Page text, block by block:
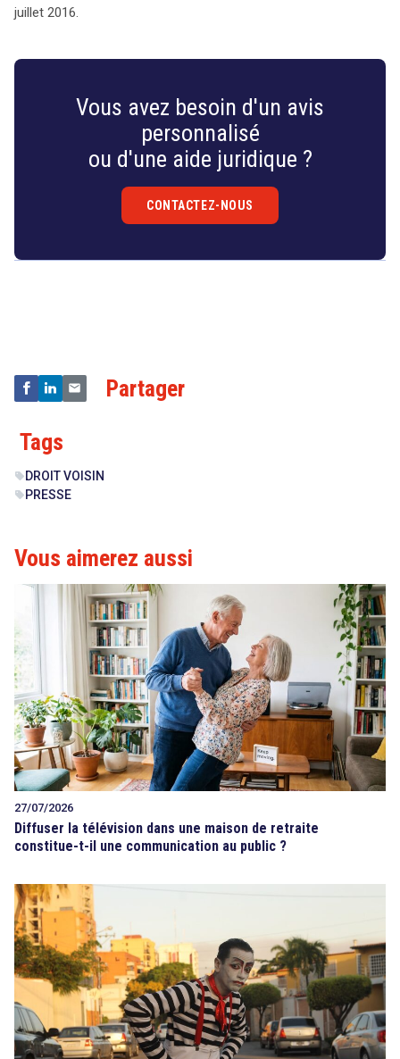
juillet 2016.
Vous avez besoin d'un avis
personnalisé
ou d'une aide juridique ?
CONTACTEZ-NOUS
Partager
Tags
sell DROIT VOISIN
sell PRESSE
Vous aimerez aussi
27/07/2026
Diffuser la télévision dans une maison de retraite
constitue-t-il une communication au public ?